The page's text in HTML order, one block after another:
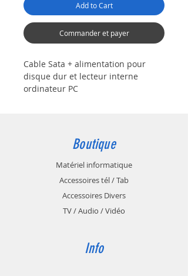
Add to Cart
Commander et payer
Cable Sata + alimentation pour
disque dur et lecteur interne
ordinateur PC
Boutique
Matériel informatique
Accessoires tél / Tab
Accessoires Divers
TV / Audio / Vidéo
Info